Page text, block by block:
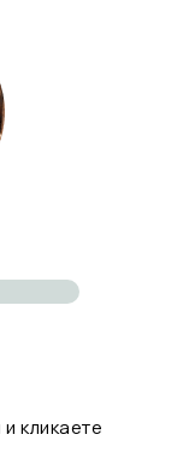
кликаете